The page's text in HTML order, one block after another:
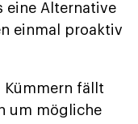
eine Alternative
einmal proaktiv
Kümmern fällt
um mögliche